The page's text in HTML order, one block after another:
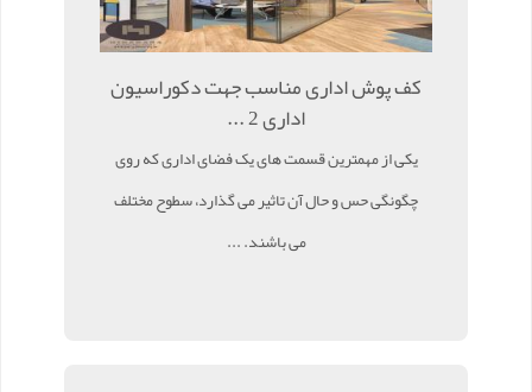
کف پوش اداری مناسب جهت دکوراسیون
اداری 2 ...
یکی از مهمترین قسمت های یک فضای اداری که روی
چگونگی حس و حال آن تاثیر می گذارد، سطوح مختلف
می باشند. ...